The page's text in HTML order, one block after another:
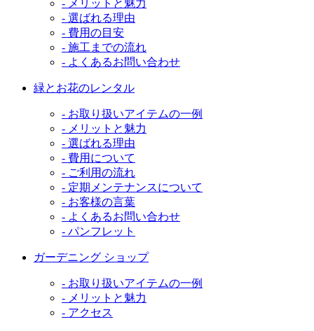
- メリットと魅力
- 選ばれる理由
- 費用の目安
- 施工までの流れ
- よくあるお問い合わせ
緑とお花のレンタル
- お取り扱いアイテムの一例
- メリットと魅力
- 選ばれる理由
- 費用について
- ご利用の流れ
- 定期メンテナンスについて
- お客様の言葉
- よくあるお問い合わせ
- パンフレット
ガーデニング ショップ
- お取り扱いアイテムの一例
- メリットと魅力
- アクセス